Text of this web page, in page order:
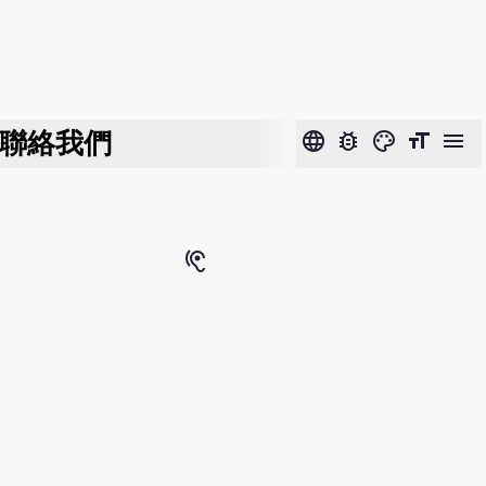
絡我們 language bug_report color_lens format_size menu
hearing